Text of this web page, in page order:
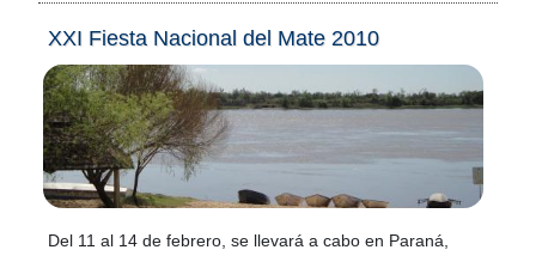
XXI Fiesta Nacional del Mate 2010
Del 11 al 14 de febrero, se llevará a cabo en Paraná,